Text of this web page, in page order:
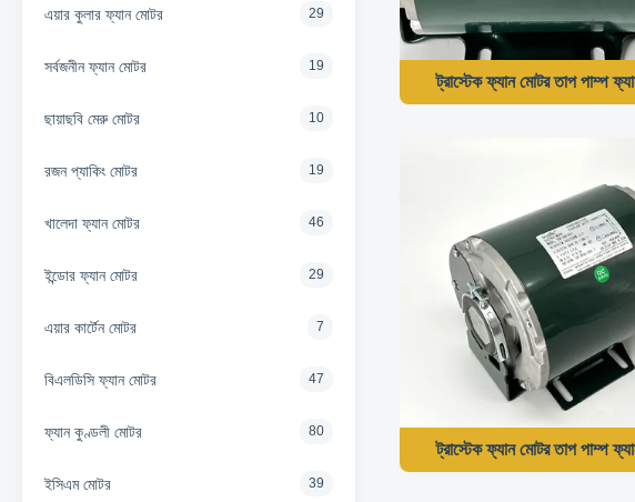
এয়ার কুলার ফ্যান মোটর 29
সর্বজনীন ফ্যান মোটর 19
ছায়াছবি মেরু মোটর 10
রজন প্যাকিং মোটর 19
খালেদা ফ্যান মোটর 46
ইন্ডোর ফ্যান মোটর 29
এয়ার কার্টেন মোটর 7
বিএলডিসি ফ্যান মোটর 47
ফ্যান কুণ্ডলী মোটর 80
ইসিএম মোটর 39
ট্রাস্টেক ফ্যান মোটর তাপ
ট্রাস্টেক ফ্যান মোটর তাপ